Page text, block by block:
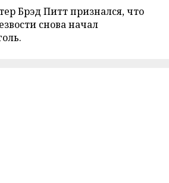
Брэд Питт признался, что
снова начал